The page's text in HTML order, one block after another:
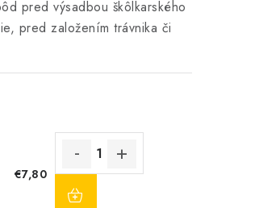
pred výsadbou škôlkarského
pred založením trávnika či
€7,80